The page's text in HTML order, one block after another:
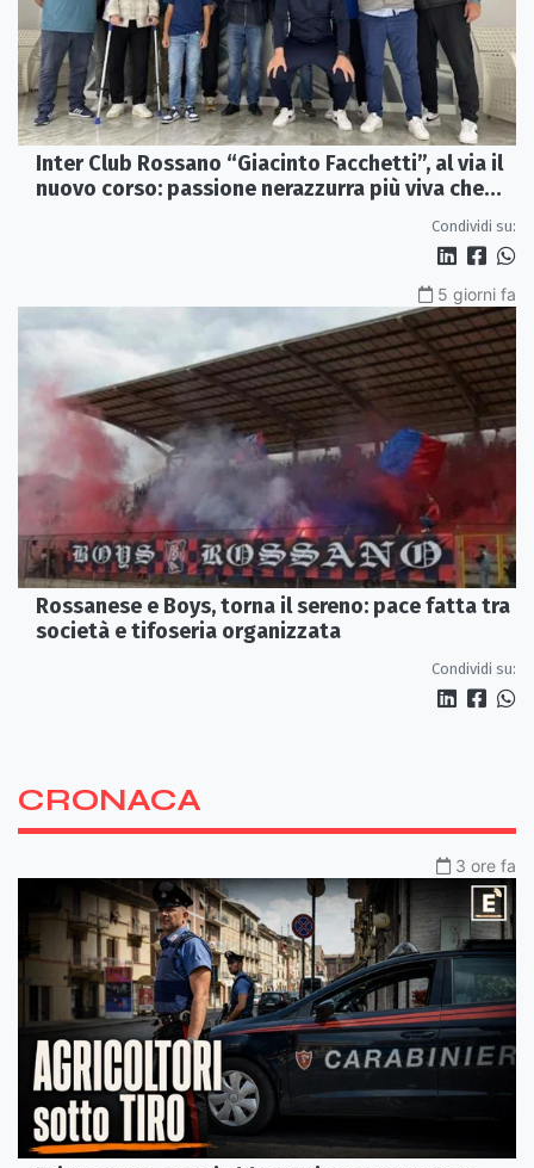
Inter Club Rossano “Giacinto Facchetti”, al via il
nuovo corso: passione nerazzurra più viva che
Condividi su:
5 giorni fa
Rossanese e Boys, torna il sereno: pace fatta tra
società e tifoseria organizzata
Condividi su:
CRONACA
3 ore fa